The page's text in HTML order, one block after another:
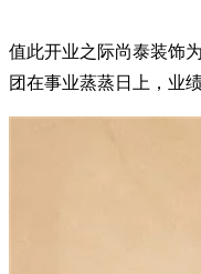
值此开业之际尚泰装饰
团在事业蒸蒸日上，业